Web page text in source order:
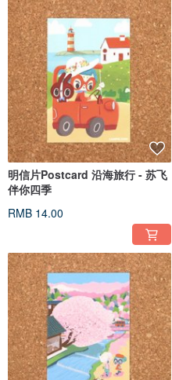
明信片Postcard 沿海旅行 - 苏飞
伴你四季
RMB 14.00